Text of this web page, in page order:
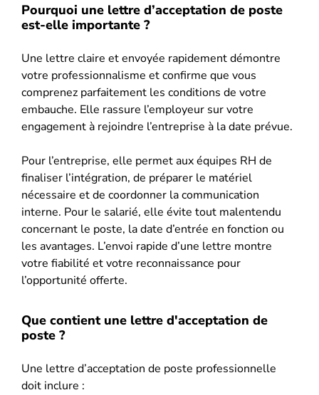
Pourquoi une lettre d’acceptation de poste
est-elle importante ?
Une lettre claire et envoyée rapidement démontre
votre professionnalisme et confirme que vous
comprenez parfaitement les conditions de votre
embauche. Elle rassure l’employeur sur votre
engagement à rejoindre l’entreprise à la date prévue.
Pour l’entreprise, elle permet aux équipes RH de
finaliser l’intégration, de préparer le matériel
nécessaire et de coordonner la communication
interne. Pour le salarié, elle évite tout malentendu
concernant le poste, la date d’entrée en fonction ou
les avantages. L’envoi rapide d’une lettre montre
votre fiabilité et votre reconnaissance pour
l’opportunité offerte.
Que contient une lettre d'acceptation de
poste ?
Une lettre d’acceptation de poste professionnelle
doit inclure :